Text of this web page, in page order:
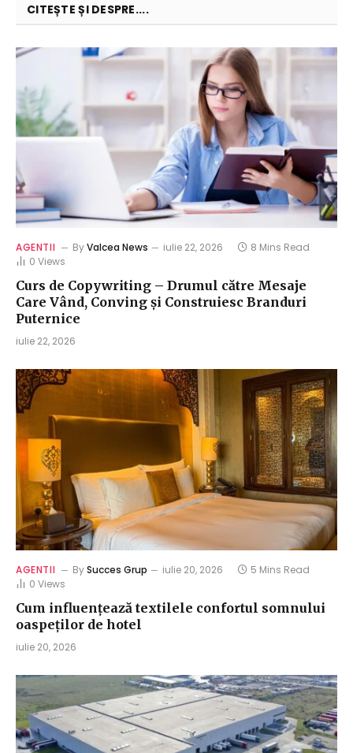
CITEȘTE ȘI DESPRE....
AGENTII ByValcea News iulie 22, 2026
8 Mins Read
0 Views
Curs de Copywriting – Drumul către Mesaje
Care Vând, Conving și Construiesc Branduri
Puternice
iulie 22, 2026
AGENTII BySucces Grup iulie 20, 2026
5 Mins Read
0 Views
Cum influențează textilele confortul somnului
oaspeților de hotel
iulie 20, 2026